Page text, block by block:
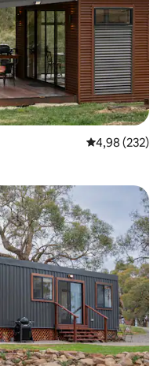
4,98 de uma
4,98 (232)
hóspedes